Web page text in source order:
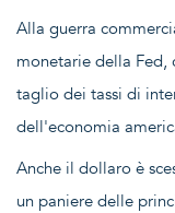
Alla guerra
monetarie della Fed,
taglio dei tassi di
dell'economia
Anche il dollaro è
un paniere delle